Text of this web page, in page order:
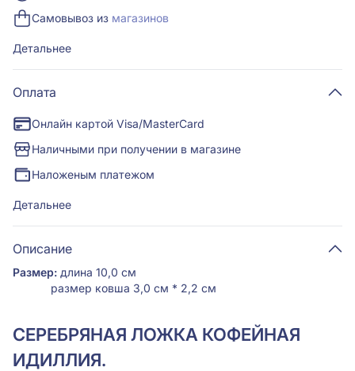
Самовывоз из магазинов
Детальнее
Оплата
Онлайн картой Visa/MasterCard
Наличными при получении в магазине
Наложеным платежом
Детальнее
Описание
Размер: длина 10,0 см
размер ковша 3,0 см * 2,2 см
СЕРЕБРЯНАЯ ЛОЖКА КОФЕЙНАЯ
ИДИЛЛИЯ.